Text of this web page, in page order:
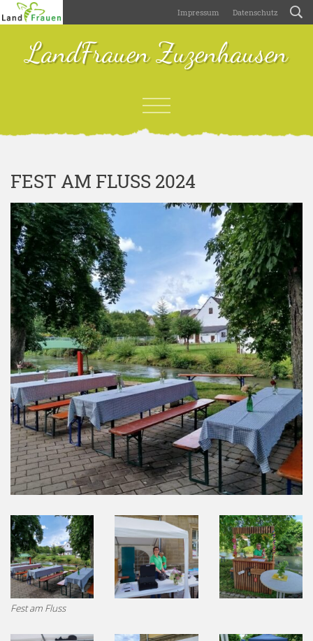
Impressum Datenschutz
LandFrauen Zuzenhausen
FEST AM FLUSS 2024
Fest am Fluss